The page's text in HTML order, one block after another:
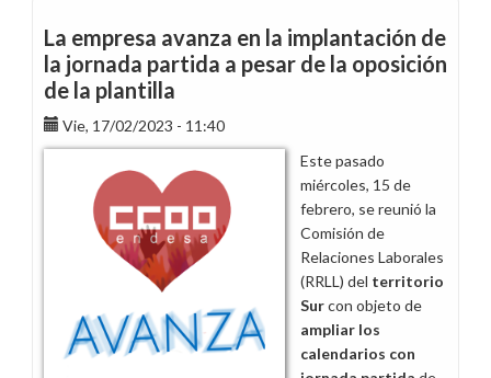
laborales
de
2024
en
Aragón
La empresa avanza en la implantación de
la jornada partida a pesar de la oposición
de la plantilla
Vie, 17/02/2023 - 11:40
Este pasado
miércoles, 15 de
febrero, se reunió la
Comisión de
Relaciones Laborales
(RRLL) del territorio
Surcon objeto de
ampliar los
calendarios con